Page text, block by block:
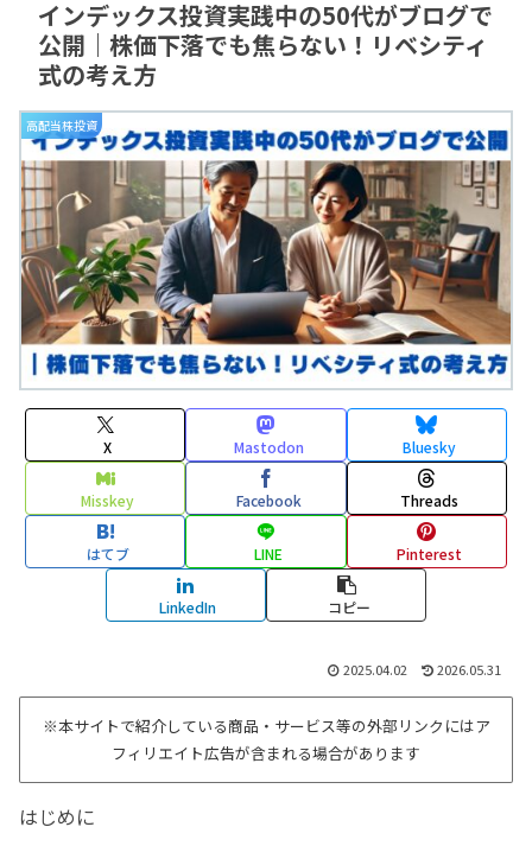
インデックス投資実践中の50代がブログで
公開｜株価下落でも焦らない！リベシティ
式の考え方
高配当株投資
X Mastodon Bluesky
Misskey Facebook Threads
はてブ LINE Pinterest
LinkedIn コピー
2025.04.02 2026.05.31
※本サイトで紹介している商品・サービス等の外部リンクにはア
フィリエイト広告が含まれる場合があります
はじめに